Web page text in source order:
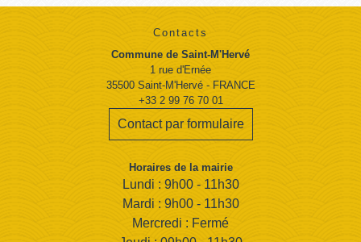
Contacts
Commune de Saint-M'Hervé
1 rue d'Ernée
35500 Saint-M'Hervé - FRANCE
+33 2 99 76 70 01
Contact par formulaire
Horaires de la mairie
Lundi : 9h00 - 11h30
Mardi : 9h00 - 11h30
Mercredi : Fermé